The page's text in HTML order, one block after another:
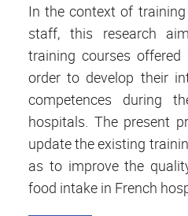
In the context of
staff, this research
training courses
order to develop their
competences during
hospitals. The present
update the existing
as to improve the
food intake in French